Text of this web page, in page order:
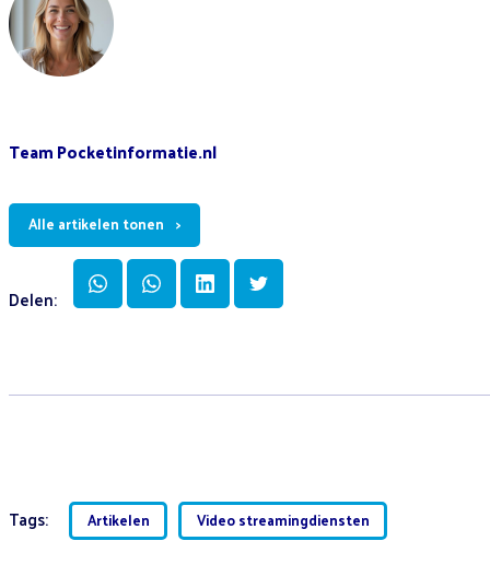
Team Pocketinformatie.nl
Alle artikelen tonen
Delen:
Tags: Artikelen Video streamingdiensten